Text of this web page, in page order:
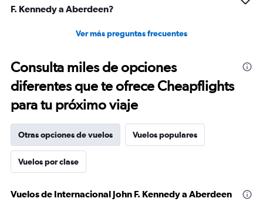
F. Kennedy a Aberdeen?
Ver más preguntas frecuentes
Consulta miles de opciones
diferentes que te ofrece Cheapflights
para tu próximo viaje
Otras opciones de vuelos Vuelos populares
Vuelos por clase
Vuelos de Internacional John F. Kennedy a Aberdeen